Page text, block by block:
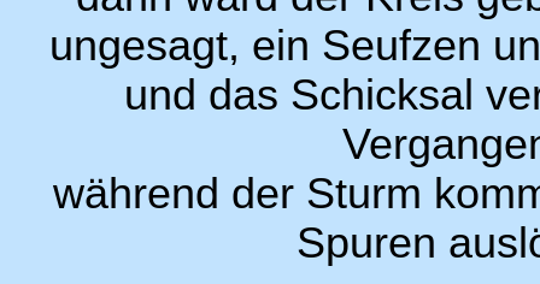
ungesagt, ein Seufzen
und das Schicksal
während der Sturm
Spuren